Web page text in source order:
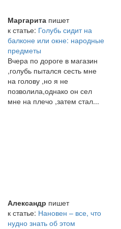
Маргарита пишет
к статье: Голубь сидит на
балконе или окне: народные
предметы
Вчера по дороге в магазин
,голубь пытался сесть мне
на голову ,но я не
позволила,однако он сел
мне на плечо ,затем стал...
Александр пишет
к статье: Нановен – все, что
нудно знать об этом